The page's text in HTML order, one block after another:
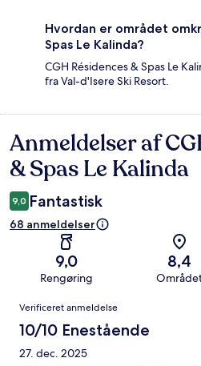
Hvordan er området
Spas Le Kalinda?
CGH Résidences & Spas Le
fra Val-d'Isere Ski Resort.
Anmeldelser
Anmeldelser af
& Spas Le Kalinda
9,0 Fantastisk
68 anmeldelser
9,0
Rengøring
8,4
Anmeldelser
Verificeret anmeldelse
10/10 Enestående
27. dec. 2025